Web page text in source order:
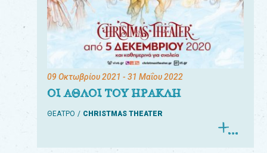
09 Οκτωβρίου 2021 - 31 Μαΐου 2022
ΟΙ ΑΘΛΟΙ ΤΟΥ ΗΡΑΚΛΗ
ΘΕΑΤΡΟ CHRISTMAS THEATER